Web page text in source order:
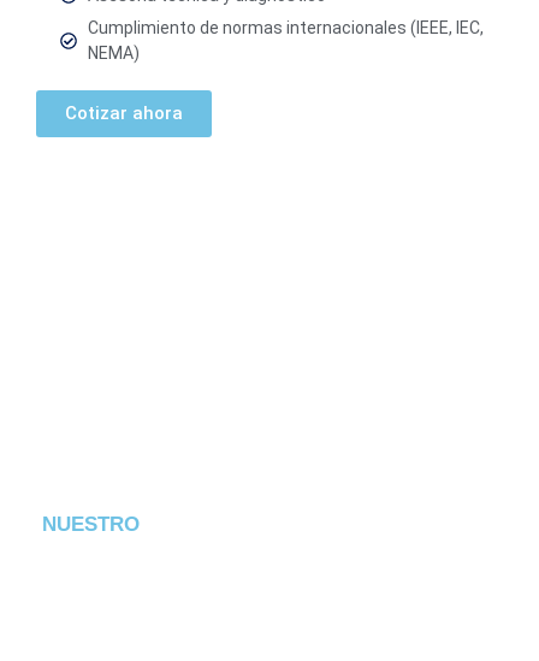
Cumplimiento de normas internacionales (IEEE, IEC,
NEMA)
Cotizar ahora
NUESTRO